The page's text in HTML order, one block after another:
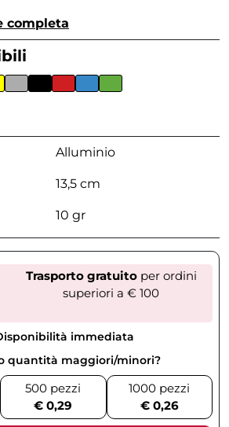
completa
Alluminio
13,5 cm
10 gr
Trasporto gratuitoper ordini
superiori a € 100
immediata
quantità maggiori/minori?
500 pezzi
€ 0,29
1000 pezzi
€ 0,26